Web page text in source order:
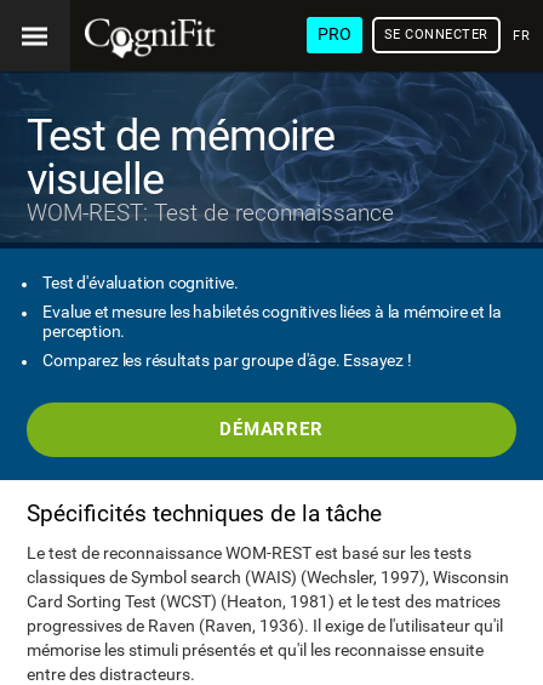
PRO SE CONNECTER
Test de mémoire
visuelle
WOM-REST: Test de reconnaissance
Test d'évaluation cognitive.
Evalue et mesure les habiletés cognitives liées à la mémoire et la
perception.
Comparez les résultats par groupe d'âge. Essayez !
DÉMARRER
Spécificités techniques de la tâche
Le test de reconnaissance WOM-REST est basé sur les tests
classiques de Symbol search (WAIS) (Wechsler, 1997), Wisconsin
Card Sorting Test (WCST) (Heaton, 1981) et le test des matrices
progressives de Raven (Raven, 1936). Il exige de l'utilisateur qu'il
mémorise les stimuli présentés et qu'il les reconnaisse ensuite
entre des distracteurs.